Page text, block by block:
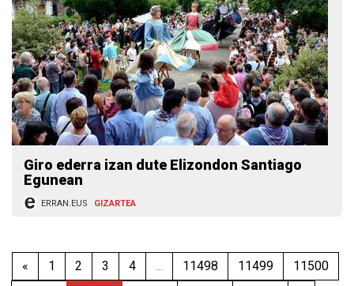
Giro ederra izan dute Elizondon Santiago
Egunean
ERRAN.EUS GIZARTEA
« 1 2 3 4 ... 11498 11499
11500